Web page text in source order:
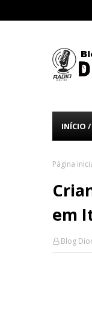
INÍCIO /
Página
em
Blog